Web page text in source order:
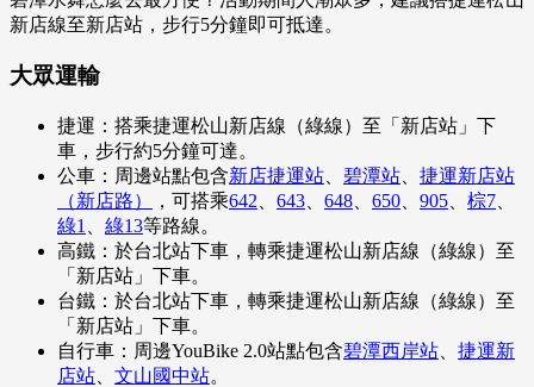
新店線至新店站，步行5分鐘即可抵達。
大眾運輸
捷運：搭乘捷運松山新店線（綠線）至「新店站」下
車，步行約5分鐘可達。
公車：周邊站點包含新店捷運站 碧潭站
捷運新店站
（新店路）
，可搭乘642 643 648 650 905 棕7
綠1
綠13等路線。
高鐵：於台北站下車，轉乘捷運松山新店線（綠線）至
「新店站」下車。
台鐵：於台北站下車，轉乘捷運松山新店線（綠線）至
「新店站」下車。
自行車：周邊YouBike 2.0站點包含碧潭西岸站
捷運新
店站
文山國中站。